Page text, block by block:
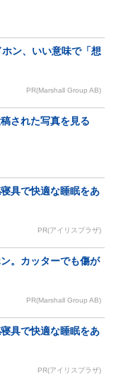
ン、いい意味で「想
PR(Marshall Group AB)
された写真を見る
具で快適な睡眠をあ
PR(アイリスプラザ)
。カッターでも傷が
PR(Marshall Group AB)
具で快適な睡眠をあ
PR(アイリスプラザ)